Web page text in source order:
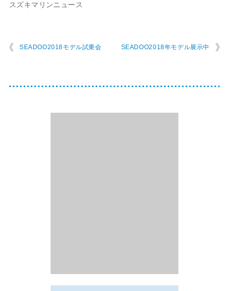
スズキマリンニュース
SEADOO2018モデル試乗会 SEADOO2018年モデル展示中